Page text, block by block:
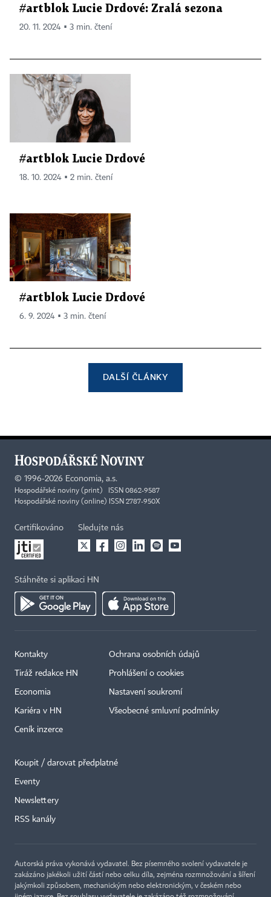
#artblok Lucie Drdové: Zralá sezona
20. 11. 2024 ▪ 3 min. čtení
#artblok Lucie Drdové
18. 10. 2024 ▪ 2 min. čtení
#artblok Lucie Drdové
6. 9. 2024 ▪ 3 min. čtení
DALŠÍ ČLÁNKY
© 1996-2026 Economia, a.s.
Hospodářské noviny (print) ISSN 0862-9587
Hospodářské noviny (online) ISSN 2787-950X
Certifikováno Sledujte nás
Stáhněte si aplikaci HN
Kontakty
Tiráž redakce HN
Economia
Kariéra v HN
Ceník inzerce
Ochrana osobních údajů
Prohlášení o cookies
Nastavení soukromí
Všeobecné smluvní podmínky
Koupit / darovat předplatné
Eventy
Newslettery
RSS kanály
Autorská práva vykonává vydavatel. Bez písemného svolení vydavatele je
zakázáno jakékoli užití částí nebo celku díla, zejména rozmnožování a šíření
jakýmkoli způsobem, mechanickým nebo elektronickým, v českém nebo